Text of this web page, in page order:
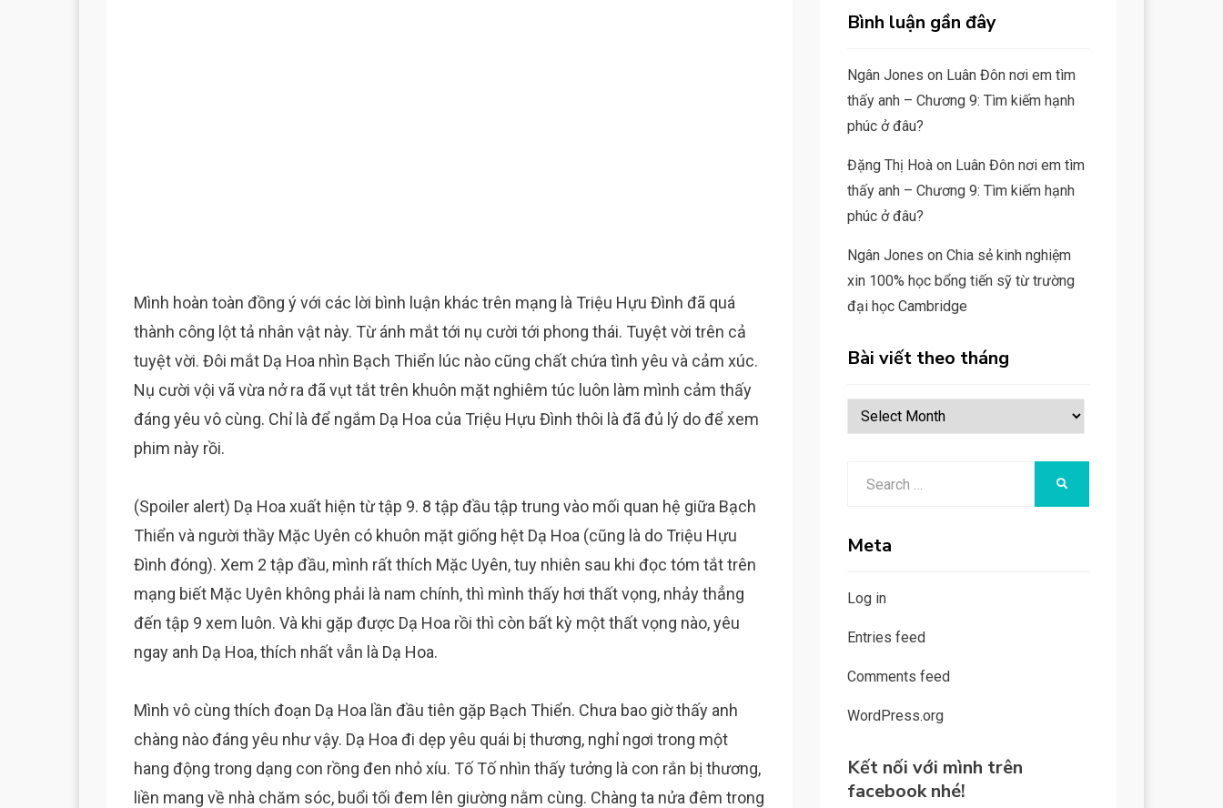
Mình hoàn toàn đồng ý với các lời bình luận khác trên mạng là Triệu Hựu Đình đã quá
thành công lột tả nhân vật này. Từ ánh mắt tới nụ cười tới phong thái. Tuyệt vời trên cả
tuyệt vời. Đôi mắt Dạ Hoa nhìn Bạch Thiển lúc nào cũng chất chứa tình yêu và cảm xúc.
Nụ cười vội vã vừa nở ra đã vụt tắt trên khuôn mặt nghiêm túc luôn làm mình cảm thấy
đáng yêu vô cùng. Chỉ là để ngắm Dạ Hoa của Triệu Hựu Đình thôi là đã đủ lý do để xem
phim này rồi.
(Spoiler alert) Dạ Hoa xuất hiện từ tập 9. 8 tập đầu tập trung vào mối quan hệ giữa Bạch
Thiển và người thầy Mặc Uyên có khuôn mặt giống hệt Dạ Hoa (cũng là do Triệu Hựu
Đình đóng). Xem 2 tập đầu, mình rất thích Mặc Uyên, tuy nhiên sau khi đọc tóm tắt trên
mạng biết Mặc Uyên không phải là nam chính, thì mình thấy hơi thất vọng, nhảy thẳng
đến tập 9 xem luôn. Và khi gặp được Dạ Hoa rồi thì còn bất kỳ một thất vọng nào, yêu
ngay anh Dạ Hoa, thích nhất vẫn là Dạ Hoa.
Mình vô cùng thích đoạn Dạ Hoa lần đầu tiên gặp Bạch Thiển. Chưa bao giờ thấy anh
chàng nào đáng yêu như vậy. Dạ Hoa đi dẹp yêu quái bị thương, nghỉ ngơi trong một
hang động trong dạng con rồng đen nhỏ xíu. Tố Tố nhìn thấy tưởng là con rắn bị thương,
liền mang về nhà chăm sóc, buổi tối đem lên giường nằm cùng. Chàng ta nửa đêm trong
Bình luận gần đây
Ngân Jones on Luân Đôn nơi em tìm
thấy anh – Chương 9: Tìm kiếm hạnh
phúc ở đâu?
Đặng Thị Hoàon Luân Đôn nơi em tìm
thấy anh – Chương 9: Tìm kiếm hạnh
phúc ở đâu?
Ngân Jones on Chia sẻ kinh nghiệm
xin 100% học bổng tiến sỹ từ trường
đại học Cambridge
Bài viết theo tháng
Bài
viết
tháng
Meta
Log in
Entries feed
Comments feed
WordPress.org
Kết nối với mình trên
facebook nhé!